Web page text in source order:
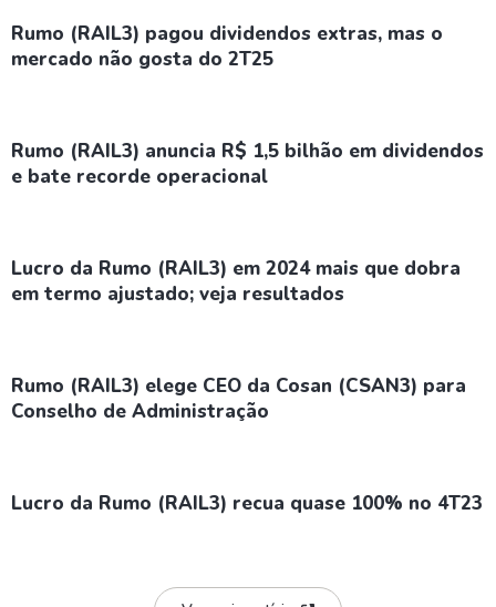
Rumo (RAIL3) pagou dividendos extras, mas o
mercado não gosta do 2T25
Rumo (RAIL3) anuncia R$ 1,5 bilhão em dividendos
e bate recorde operacional
Lucro da Rumo (RAIL3) em 2024 mais que dobra
em termo ajustado; veja resultados
Rumo (RAIL3) elege CEO da Cosan (CSAN3) para
Conselho de Administração
Lucro da Rumo (RAIL3) recua quase 100% no 4T23